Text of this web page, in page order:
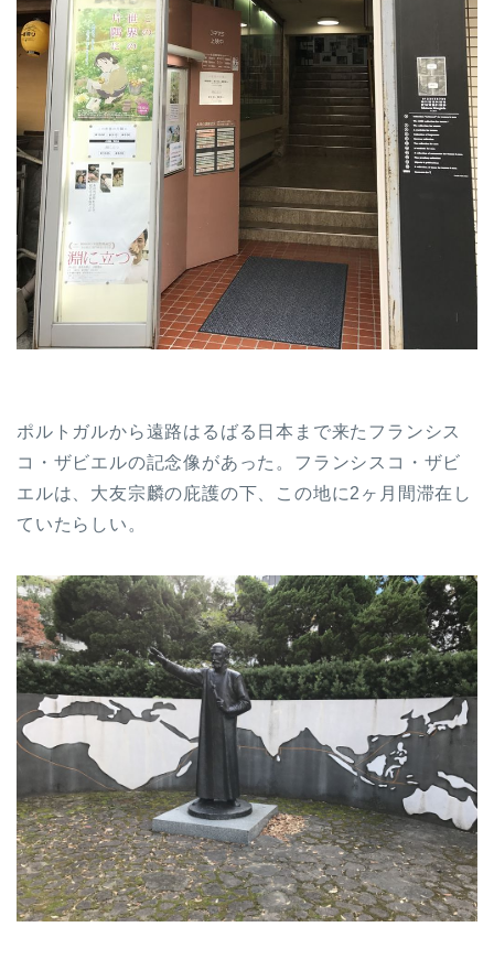
ポルトガルから遠路はるばる日本まで来たフランシス
コ・ザビエルの記念像があった。フランシスコ・ザビ
エルは、大友宗麟の庇護の下、この地に2ヶ月間滞在し
ていたらしい。